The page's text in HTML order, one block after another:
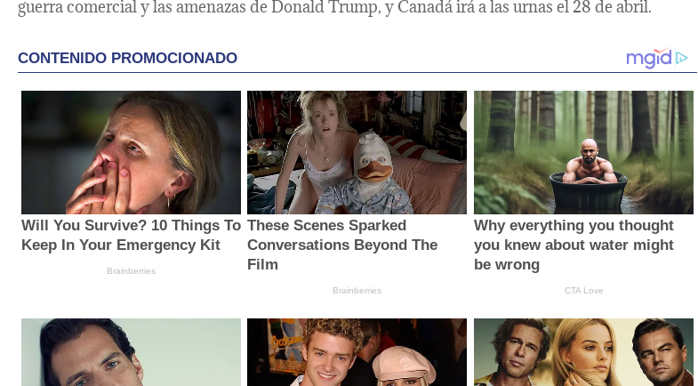
guerra comercial y las amenazas de Donald Trump, y Canadá irá a las urnas el 28 de abril.